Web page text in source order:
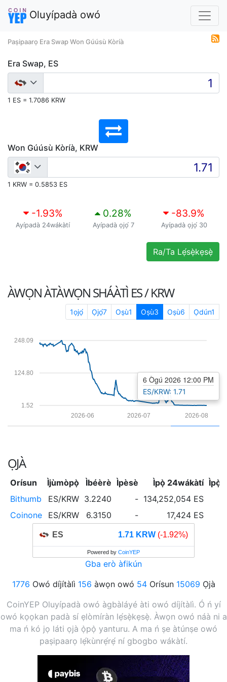
Oluyípadà owó
Paṣipaarọ Era Swap Won Gúúsù Kòríà
Era Swap, ES
1 ES = 1.7086 KRW
Won Gúúsù Kòríà, KRW
1 KRW = 0.5853 ES
-1.93%
Ayípadà 24wákàtí
0.28%
Ayípadà ọjọ́ 7
-83.9%
Ayípadà ọjọ́ 30
Ra/Ta Lẹ́sẹ̀kẹsẹ̀
ÀWỌN ÀTÀWỌN SHÁÀTÌ ES / KRW
1ọjọ́ Ọjọ́7 Oṣù1 Oṣù3 Oṣù6 Ọdún1
1.52
124.80
248.09
2026-08
2026-07
2026-06
6 Ògú 2026 12:00 PM
ES/KRW: 1.71
ỌJÀ
Orísun Ìjùmòpọ̀ Ìbéèrè Ìpèsè Ìpọ̀ 24wákàtí Ìpọ̀
Bithumb
ES/KRW 3.2240 - 134,252,054 ES
Coinone
ES/KRW 6.3150 - 17,424 ES
ES 1.71 KRW (-1.92%)
Powered by CoinYEP
Gba erò àfikún
1776 Owó díjítàlì 156 àwọn owó 54Orísun 15069 Ọjà
CoinYEP Oluyípadà owó àgbàláyé àti owó díjítàlì. Ó ń yí
owó kọọkan padà sí ẹlòmíràn lẹ́sẹ̀kẹsẹ̀. Àwọn owó náà ni a
ma ń kó jọ láti ọjà ọ̀pọ̀ yanturu. A ma ń ṣe àtúnṣe owó
paṣipaarọ lẹ́kùnrẹ́rẹ́ ní gbogbo wákàtí.